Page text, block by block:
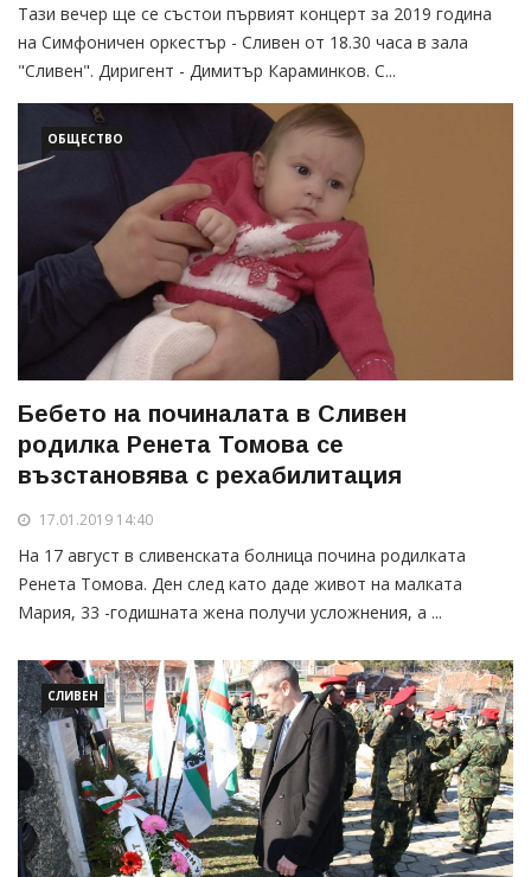
Тази вечер ще се състои първият концерт за 2019 година
на Симфоничен оркестър - Сливен от 18.30 часа в зала
"Сливен". Диригент - Димитър Караминков. С...
ОБЩЕСТВО
Бебето на починалата в Сливен
родилка Ренета Томова се
възстановява с рехабилитация
17.01.2019 14:40
На 17 август в сливенската болница почина родилката
Ренета Томова. Ден след като даде живот на малката
Мария, 33 -годишната жена получи усложнения, а ...
СЛИВЕН